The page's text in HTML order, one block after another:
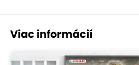
Viac informácií